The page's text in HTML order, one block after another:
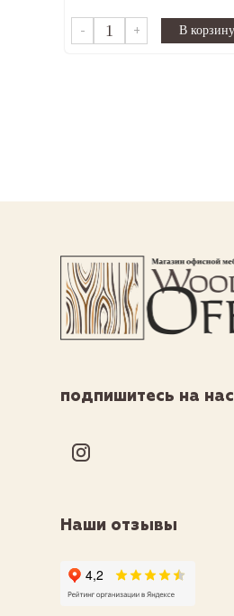
- +
подпишитесь на нас
Наши отзывы